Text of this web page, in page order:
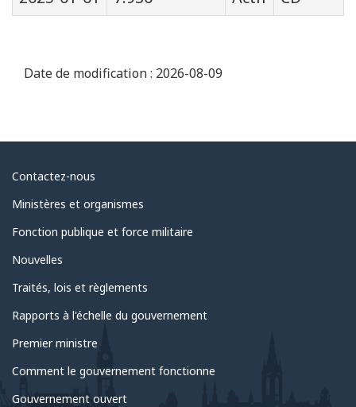
Date de modification : 2026-08-09
Au
sujet
du
gouvernement
Contactez-nous
Ministères et organismes
Fonction publique et force militaire
Nouvelles
Traités, lois et règlements
Rapports à l'échelle du gouvernement
Premier ministre
Comment le gouvernement fonctionne
Gouvernement ouvert